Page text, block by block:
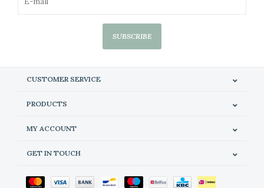
SUBSCRIBE
CUSTOMER SERVICE
PRODUCTS
MY ACCOUNT
GET IN TOUCH